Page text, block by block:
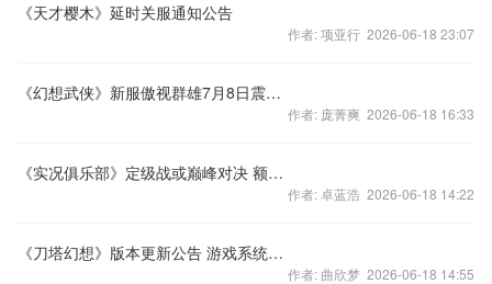
《天才樱木》延时关服通知公告
作者: 项亚行 2026-06-18 23:07
《幻想武侠》新服傲视群雄7月8日震憾开启
作者: 庞菁爽 2026-06-18 16:33
《实况俱乐部》定级战或巅峰对决 额外大奖袭来
作者: 卓蓝浩 2026-06-18 14:22
《刀塔幻想》版本更新公告 游戏系统大幅优化
作者: 曲欣梦 2026-06-18 14:55